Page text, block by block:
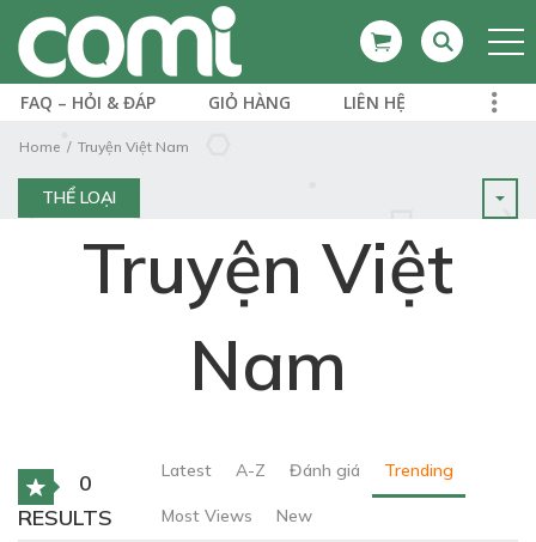
FAQ – HỎI & ĐÁP GIỎ HÀNG LIÊN HỆ
Home Truyện Việt Nam
THỂ LOẠI
Truyện Việt
Nam
0
RESULTS
Latest A-Z Đánh giá Trending
Most Views New